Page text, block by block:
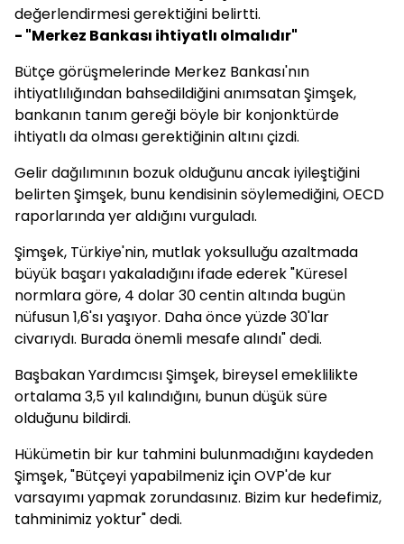
değerlendirmesi gerektiğini belirtti.
- "Merkez Bankası ihtiyatlı olmalıdır"
Bütçe görüşmelerinde Merkez Bankası'nın
ihtiyatlılığından bahsedildiğini anımsatan Şimşek,
bankanın tanım gereği böyle bir konjonktürde
ihtiyatlı da olması gerektiğinin altını çizdi.
Gelir dağılımının bozuk olduğunu ancak iyileştiğini
belirten Şimşek, bunu kendisinin söylemediğini, OECD
raporlarında yer aldığını vurguladı.
Şimşek, Türkiye'nin, mutlak yoksulluğu azaltmada
büyük başarı yakaladığını ifade ederek "Küresel
normlara göre, 4 dolar 30 centin altında bugün
nüfusun 1,6'sı yaşıyor. Daha önce yüzde 30'lar
civarıydı. Burada önemli mesafe alındı" dedi.
Başbakan Yardımcısı Şimşek, bireysel emeklilikte
ortalama 3,5 yıl kalındığını, bunun düşük süre
olduğunu bildirdi.
Hükümetin bir kur tahmini bulunmadığını kaydeden
Şimşek, "Bütçeyi yapabilmeniz için OVP'de kur
varsayımı yapmak zorundasınız. Bizim kur hedefimiz,
tahminimiz yoktur" dedi.